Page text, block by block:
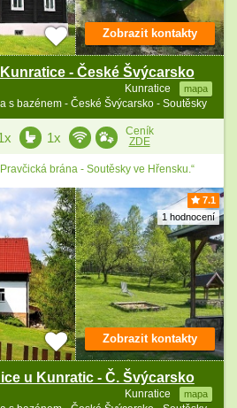
- České Švýcarsko
Kunratice mapa
s bazénem - České Švýcarsko - Soutěsky
Zobrazit kontakty
1x
Ceník
ZDE
brána - Soutěsky ve Hřensku.“
7.1
1 hodnocení
u Kunratic - Č. Švýcarsko
Kunratice mapa
Zobrazit kontakty